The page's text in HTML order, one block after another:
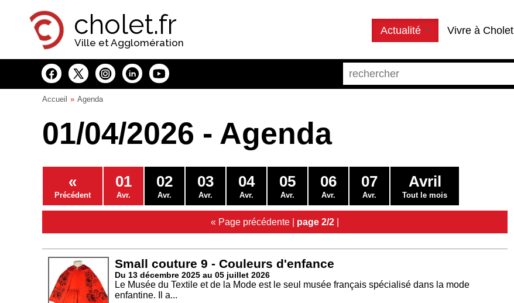
cholet.fr
Ville et Agglomération
Actualité Vivre à Cholet
Accueil Agenda
01/04/2026 - Agenda
«
Précédent
01
Avr.
02
Avr.
03
Avr.
04
Avr.
05
Avr.
06
Avr.
07
Avr.
Avril
Tout le mois
« Page précédente | page 2/2 |
Small couture 9 - Couleurs d'enfance
Du 13 décembre 2025 au 05 juillet 2026
Le Musée du Textile et de la Mode est le seul musée français spécialisé dans la mode
enfantine. Il a...